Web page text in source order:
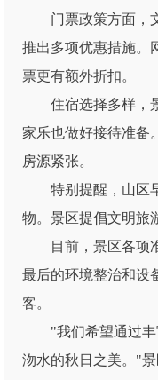
门票政策方面，
推出多项优惠措施。
票更有额外折扣。
住宿选择多样，
家乐也做好接待准备
房源紧张。
特别提醒，山区
物。景区提倡文明旅
目前，景区各项
最后的环境整治和设
客。
"我们希望通过
沕水的秋日之美。"